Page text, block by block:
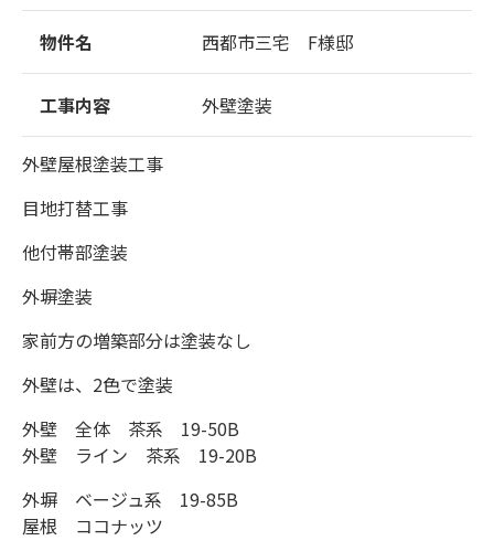
物件名 西都市三宅 F様邸
工事内容 外壁塗装
外壁屋根塗装工事
目地打替工事
他付帯部塗装
外塀塗装
家前方の増築部分は塗装なし
外壁は、2色で塗装
外壁 全体 茶系 19-50B
外壁 ライン 茶系 19-20B
外塀 ベージュ系 19-85B
屋根 ココナッツ